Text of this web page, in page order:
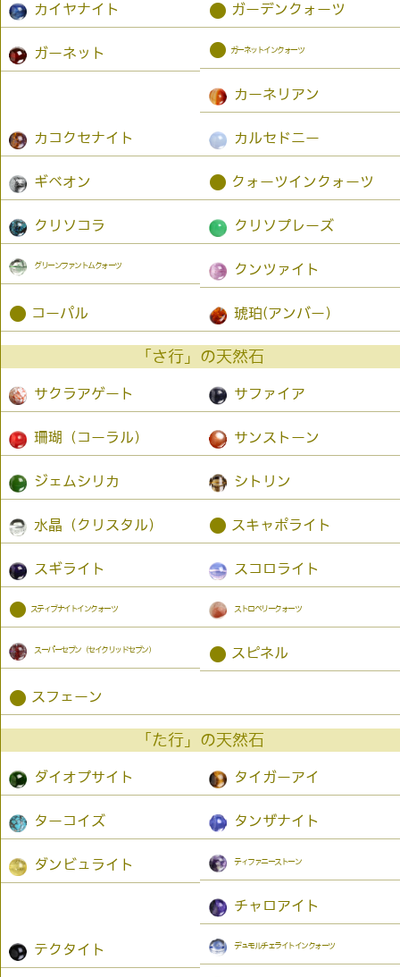
カイヤナイト ● ガーデンクォーツ
ガーネット ● ガーネットインクォーツ
カーネリアン
カコクセナイト カルセドニー
ギベオン ● クォーツインクォーツ
クリソコラ クリソプレーズ
グリーンファントムクォーツ クンツァイト
● コーパル 琥珀(アンバー）
「さ行」の天然石
サクラアゲート サファイア
珊瑚（コーラル） サンストーン
ジェムシリカ シトリン
水晶（クリスタル） ● スキャポライト
スギライト スコロライト
● スティブナイトインクォーツ ストロベリークォーツ
スーパーセブン（セイクリッドセブン） ● スピネル
● スフェーン
「た行」の天然石
ダイオプサイト タイガーアイ
ターコイズ タンザナイト
ダンビュライト ティファニーストーン
チャロアイト
テクタイト デュモルチェライトインクォーツ